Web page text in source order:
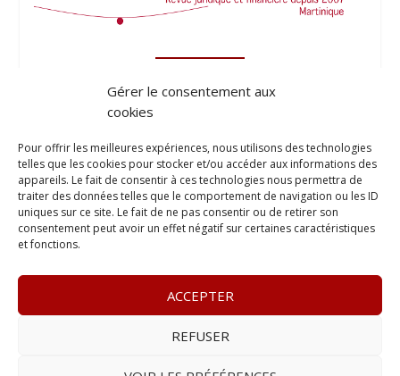
Gérer le consentement aux
cookies
Pour offrir les meilleures expériences, nous utilisons des technologies
telles que les cookies pour stocker et/ou accéder aux informations des
appareils. Le fait de consentir à ces technologies nous permettra de
traiter des données telles que le comportement de navigation ou les ID
uniques sur ce site. Le fait de ne pas consentir ou de retirer son
consentement peut avoir un effet négatif sur certaines caractéristiques
et fonctions.
ACCEPTER
REFUSER
– www.leprobant.fr –